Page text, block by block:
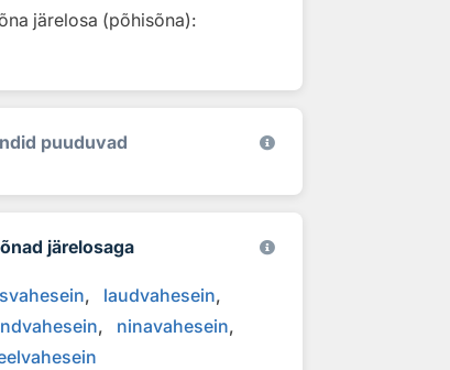
järelosa (põhisõna):
puuduvad
järelosaga
laudvahesein
ninavahesein